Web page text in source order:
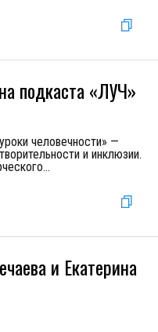
подкаста «ЛУЧ»
человечности» —
и инклюзии.
...
и Екатерина